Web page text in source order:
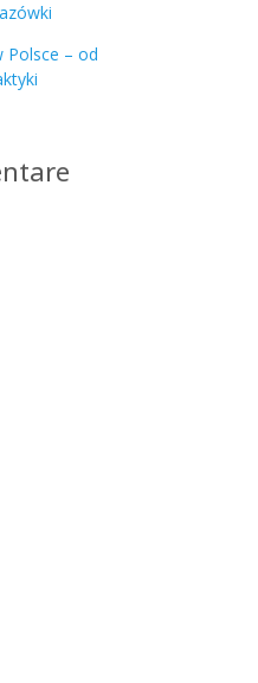
Polsce – od